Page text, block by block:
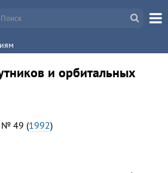
и орбитальных
№ 49 (1992)